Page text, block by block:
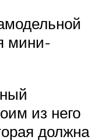
мини-
из него
должна